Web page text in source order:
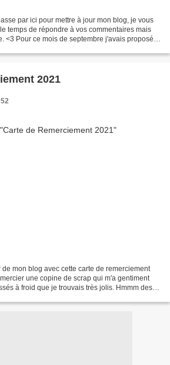
par ici pour mettre à jour mon blog, je vous
temps de répondre à vos commentaires mais
<3 Pour ce mois de septembre j'avais proposé
2021
mon blog avec cette carte de remerciement
une copine de scrap qui m'a gentiment
à froid que je trouvais très jolis. Hmmm des